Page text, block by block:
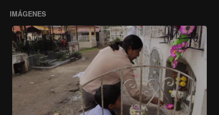
IMÁGENES